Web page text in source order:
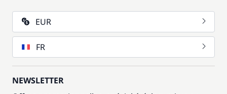
EUR
FR
NEWSLETTER